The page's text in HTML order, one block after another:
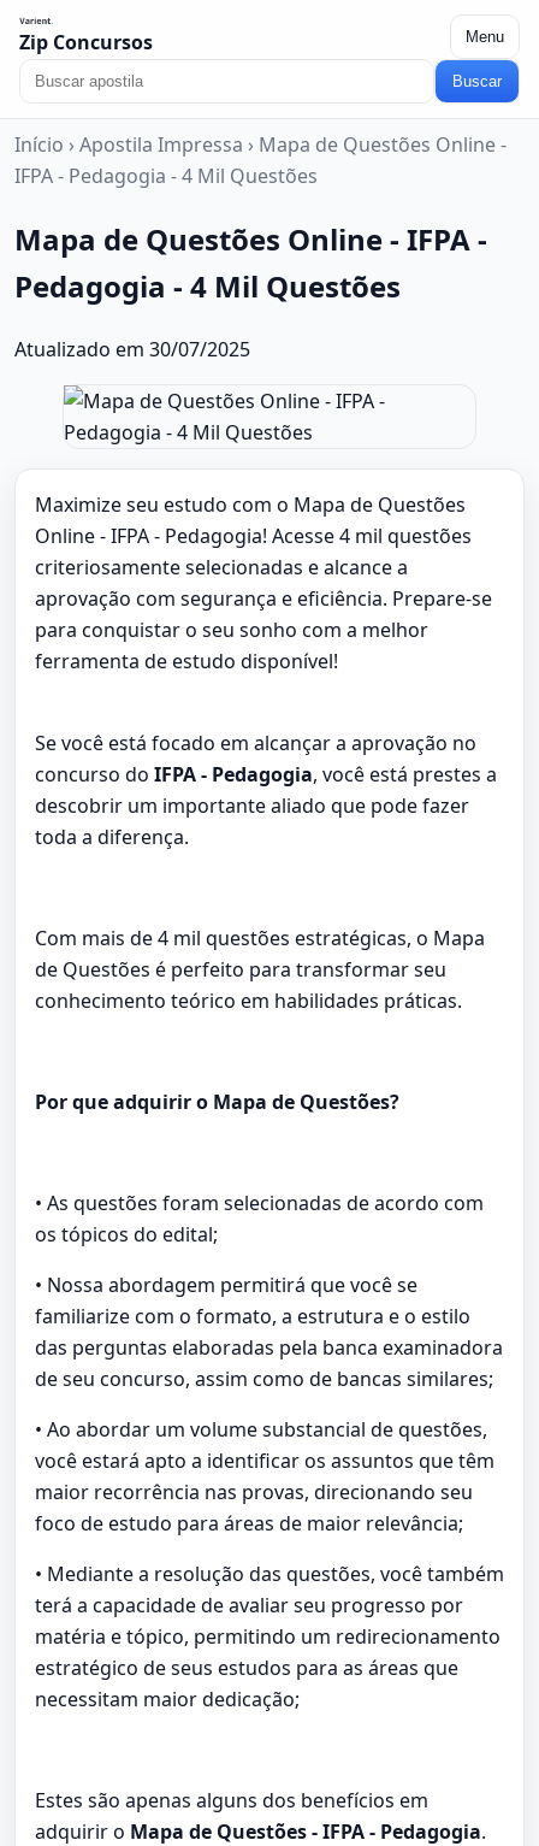
Zip Concursos Menu
Buscar
Início › Apostila Impressa › Mapa de Questões Online -
IFPA - Pedagogia - 4 Mil Questões
Mapa de Questões Online - IFPA -
Pedagogia - 4 Mil Questões
Atualizado em 30/07/2025
Maximize seu estudo com o Mapa de Questões
Online - IFPA - Pedagogia! Acesse 4 mil questões
criteriosamente selecionadas e alcance a
aprovação com segurança e eficiência. Prepare-se
para conquistar o seu sonho com a melhor
ferramenta de estudo disponível!
Se você está focado em alcançar a aprovação no
concurso do IFPA - Pedagogia, você está prestes a
descobrir um importante aliado que pode fazer
toda a diferença.
Com mais de 4 mil questões estratégicas, o Mapa
de Questões é perfeito para transformar seu
conhecimento teórico em habilidades práticas.
Por que adquirir o Mapa de Questões?
• As questões foram selecionadas de acordo com
os tópicos do edital;
• Nossa abordagem permitirá que você se
familiarize com o formato, a estrutura e o estilo
das perguntas elaboradas pela banca examinadora
de seu concurso, assim como de bancas similares;
• Ao abordar um volume substancial de questões,
você estará apto a identificar os assuntos que têm
maior recorrência nas provas, direcionando seu
foco de estudo para áreas de maior relevância;
• Mediante a resolução das questões, você também
terá a capacidade de avaliar seu progresso por
matéria e tópico, permitindo um redirecionamento
estratégico de seus estudos para as áreas que
necessitam maior dedicação;
Estes são apenas alguns dos benefícios em
adquirir o Mapa de Questões - IFPA - Pedagogia.